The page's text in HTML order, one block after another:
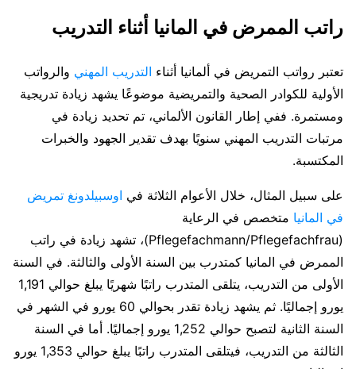
راتب الممرض في المانيا أثناء التدريب
تعتبر رواتب التمريض في ألمانيا أثناء التدريب المهني والرواتب
الأولية للكوادر الصحية والتمريضية موضوعًا يشهد زيادة تدريجية
ومستمرة. ففي إطار القانون الألماني، تم تحديد زيادة في
مرتبات التدريب المهني سنويًا بهدف تقدير الجهود والخبرات
المكتسبة.
على سبيل المثال، خلال الأعوام الثلاثة في اوسبيلدونغ تمريض
في المانيا متخصص في الرعاية
(Pflegefachmann/Pflegefachfrau)، تشهد زيادة في راتب
الممرض في المانيا كمتدرب بين السنة الأولى والثالثة. في السنة
الأولى من التدريب، يتلقى المتدرب راتبًا شهريًا يبلغ حوالي 1,191
يورو إجماليًا. ثم يشهد زيادة تقدر بحوالي 60 يورو في الشهر في
السنة الثانية لتصبح حوالي 1,252 يورو إجماليًا. أما في السنة
الثالثة من التدريب، فيتلقى المتدرب راتبًا يبلغ حوالي 1,353 يورو